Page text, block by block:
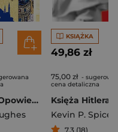
Stambuł. Opowieść o trzech miastach
KSIĄŻKA
49,86 zł
75,00 zł -
cena detaliczna
Kevin P. Spicer
7,3 (18)